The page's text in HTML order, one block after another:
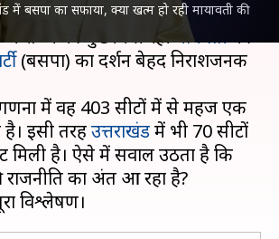
में बसपा का सफाया, क्या खत्म हो रही मायावती की
चुनावोंकी मतगणना जारी है और
राज्य की मुख्यमंत्री रहीमायवतीकी
(बसपा) का प्रदर्शन बेहद निराशजनक
में वह 403 सीटों में से महज एक
इसी तरहउत्तराखंडमें भी 70 सीटों
है। ऐसे में सवाल उठता है कि
राजनीति का अंत आ रहा है?